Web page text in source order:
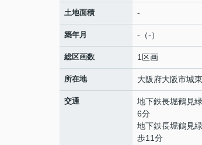
土地面積 -
築年月 -（-）
総区画数 1区画
所在地 大阪府大阪市城
交通 地下鉄長堀鶴見
6分
地下鉄長堀鶴見
歩11分